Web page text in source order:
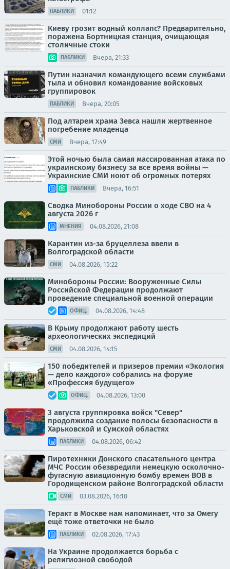
ПАБЛИКИ 01:12
Киеву грозит водный коллапс? Предварительно,
поражена Бортницкая станция, очищающая
столичные стоки
ПАБЛИКИ Вчера, 21:33
Путин назначил командующего всеми службами
тыла и обновил командование войсковых
группировок
ПАБЛИКИ Вчера, 20:05
Под алтарем храма Зевса нашли жертвенное
погребение младенца
СМИ Вчера, 17:49
Этой ночью была самая массированная атака по
украинскому бизнесу за все время войны —
Украинские СМИ ноют об огромных потерях
ПАБЛИКИ Вчера, 16:51
Сводка Минобороны России о ходе СВО на 4
августа 2026 г
МНЕНИЯ 04.08.2026, 21:08
Карантин из-за бруцеллеза ввели в
Волгоградской области
СМИ 04.08.2026, 15:22
Минобороны России: Вооруженные Силы
Российской Федерации продолжают
проведение специальной военной операции
ОФИЦ. 04.08.2026, 14:48
В Крыму продолжают работу шесть
археологических экспедиций
СМИ 04.08.2026, 14:15
150 победителей и призеров премии «Экология
— дело каждого» собрались на форуме
«Профессия будущего»
ОФИЦ. 04.08.2026, 13:00
3 августа группировка войск "Север"
продолжила создание полосы безопасности в
Харьковской и Сумской областях
ПАБЛИКИ 04.08.2026, 06:42
Пиротехники Донского спасательного центра
МЧС России обезвредили немецкую осколочно-
фугасную авиационную бомбу времен ВОВ в
Городищенском районе Волгоградской области
СМИ 03.08.2026, 16:18
Теракт в Москве нам напоминает, что за Омегу
ещё тоже ответочки не было
ПАБЛИКИ 02.08.2026, 17:43
На Украине продолжается борьба с
религиозной свободой